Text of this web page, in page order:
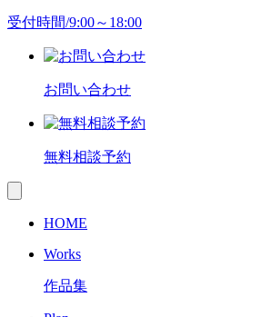
受付時間/9:00～18:00
お問い合わせ
無料相談予約
toggle
navigation
HOME
Works
作品集